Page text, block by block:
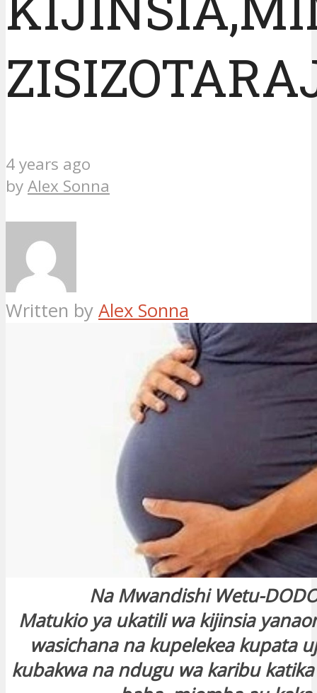
4 years ago
byAlex Sonna
Written by Alex Sonna
Na Mwandishi Wetu-
Matukio ya ukatili wa kijinsia
wasichana na kupelekea kupata
kubakwa na ndugu wa karibu